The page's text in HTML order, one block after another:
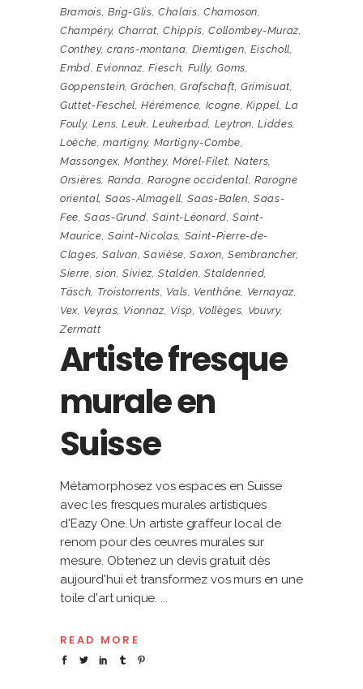
Bramois, Brig-Glis,Chalais, Chamoson,
Champéry, Charrat,Chippis,Collombey-Muraz,
Conthey, crans-montana, Diemtigen, Eischoll,
Embd, Evionnaz,Fiesch, Fully,Goms,
Goppenstein,Grächen,Grafschaft,Grimisuat,
Guttet-Feschel,Hérémence, Icogne, Kippel,La
Fouly, Lens,Leuk,Leukerbad, Leytron,Liddes,
Loèche,martigny, Martigny-Combe,
Massongex,Monthey,Mörel-Filet, Naters,
Orsières, Randa,Rarogne occidental,Rarogne
oriental, Saas-Almagell,Saas-Balen,Saas-
Fee,Saas-Grund,Saint-Léonard, Saint-
Maurice, Saint-Nicolas, Saint-Pierre-de-
Clages,Salvan,Savièse,Saxon, Sembrancher,
Sierre,sion,Siviez,Stalden,Staldenried,
Täsch, Troistorrents, Vals, Venthône, Vernayaz,
Vex, Veyras, Vionnaz, Visp, Vollèges, Vouvry,
Zermatt
Artiste fresque
murale en
Suisse
Métamorphosez vos espaces en Suisse
avec les fresques murales artistiques
d'Eazy One. Un artiste graffeur local de
renom pour des œuvres murales sur
mesure. Obtenez un devis gratuit dès
aujourd'hui et transformez vos murs en une
toile d'art unique.
READ MORE